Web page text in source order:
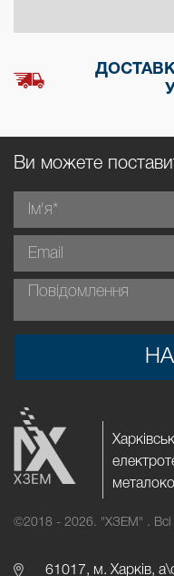
©2018 - 2026. "ХЗЕМ" . Всі
61017, м. Харків,
Ви можете